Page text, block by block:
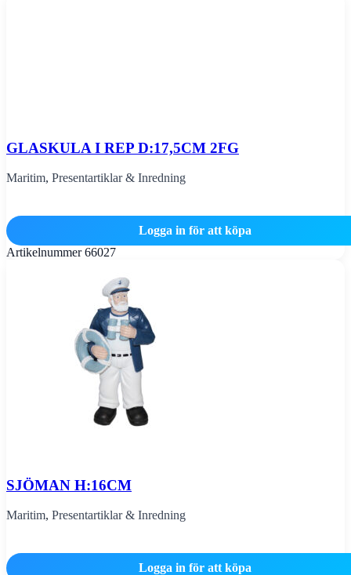
GLASKULA I REP D:17,5CM 2FG
Maritim, Presentartiklar & Inredning
Logga in för att köpa
Artikelnummer66027
SJÖMAN H:16CM
Maritim, Presentartiklar & Inredning
Logga in för att köpa